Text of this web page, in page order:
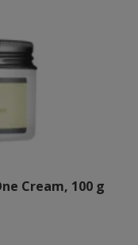
Cream, 100 g